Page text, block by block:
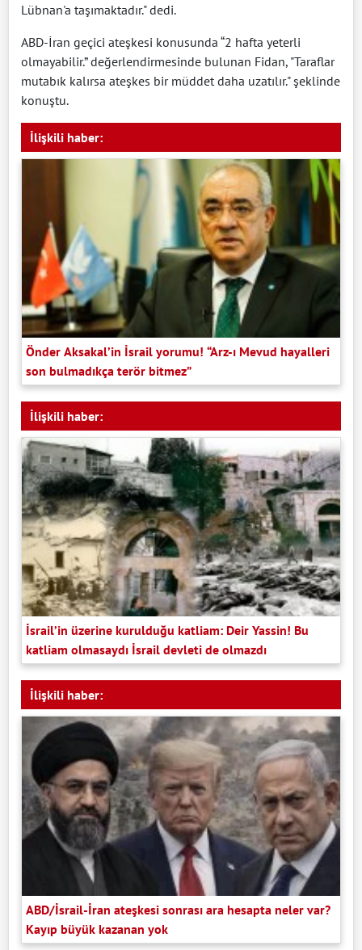
Lübnan'a taşımaktadır." dedi.
ABD-İran geçici ateşkesi konusunda “2 hafta yeterli
olmayabilir.” değerlendirmesinde bulunan Fidan, "Taraflar
mutabık kalırsa ateşkes bir müddet daha uzatılır." şeklinde
konuştu.
İlişkili haber:
Önder Aksakal’in İsrail yorumu! “Arz-ı Mevud hayalleri
son bulmadıkça terör bitmez”
İlişkili haber:
İsrail’in üzerine kurulduğu katliam: Deir Yassin! Bu
katliam olmasaydı İsrail devleti de olmazdı
İlişkili haber:
ABD/İsrail-İran ateşkesi sonrası ara hesapta neler var?
Kayıp büyük kazanan yok